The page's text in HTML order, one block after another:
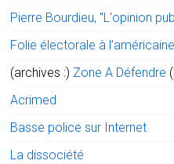
Pierre Bourdieu, "L'opinion
Folie électorale à
(archives :) Zone A Défendre
Acrimed
Basse police sur Internet
La dissociété